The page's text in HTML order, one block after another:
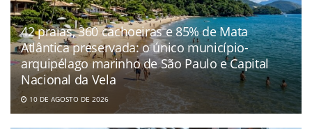
42 praias, 360 cachoeiras e 85% de Mata
Atlântica preservada: o único município-
arquipélago marinho de São Paulo e Capital
Nacional da Vela
10 DE AGOSTO DE 2026